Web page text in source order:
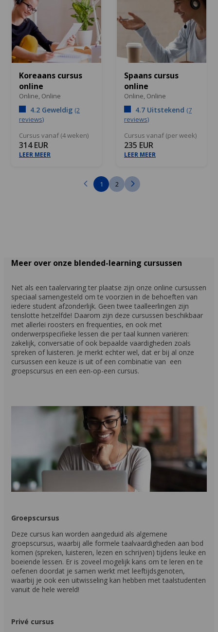
Koreaans cursus
online
Online, Online
4.2 Geweldig (2
reviews)
Cursus vanaf (4 weken)
314 EUR
LEER MEER
Spaans cursus
online
Online, Online
4.7 Uitstekend (7
reviews)
Cursus vanaf (per week)
235 EUR
LEER MEER
1 2
Meer over onze blended-learning cursussen
Net als een taalervaring ter plaatse zijn onze online cursussen
speciaal samengesteld om te voorzien in de behoeften van
iedere student afzonderlijk. Geen twee taalleerlingen zijn
tenslotte hetzelfde! Daarom zijn deze cursussen beschikbaar
met allerlei roosters en frequenties, en ook met
onderwerpspecifieke lessen die per taal kunnen variëren:
zakelijk, conversatie of ook bepaalde vaardigheden zoals
spreken of luisteren. Je merkt echter wel, dat er bij al onze
cursussen een keuze is uit of een combinatie van een
groepscursus en een een-op-een cursus.
Groepscursus
Deze cursus kan worden aangeduid als algemene
groepscursus, waarbij alle formele taalvaardigheden aan bod
komen (spreken, luisteren, lezen en schrijven) tijdens leuke en
boeiende lessen. Er is zoveel mogelijk kans om te leren en te
oefenen doordat je samen werkt met leeftijdsgenoten,
waarbij je ook een uitwisseling kan hebben met taalstudenten
vanuit de hele wereld!
Privé cursus